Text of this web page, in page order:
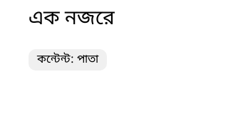
এক নজরে
কন্টেন্ট: পাতা